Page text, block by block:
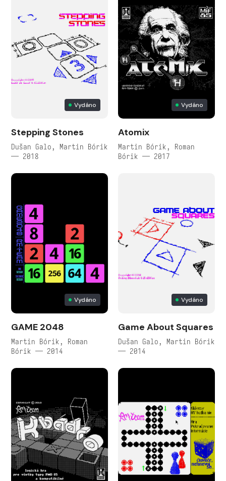
Vydáno
Stepping Stones
Dušan Galo, Martin Bórik
— 2018
Vydáno
Atomix
Martin Bórik, Roman
Bórik — 2017
Vydáno
GAME 2048
Martin Bórik, Roman
Bórik — 2014
Vydáno
Game About Squares
Dušan Galo, Martin Bórik
— 2014